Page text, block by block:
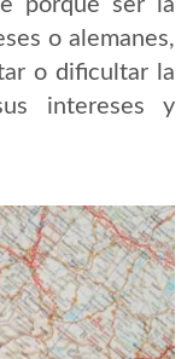
o alemanes,
o dificultar la
intereses y